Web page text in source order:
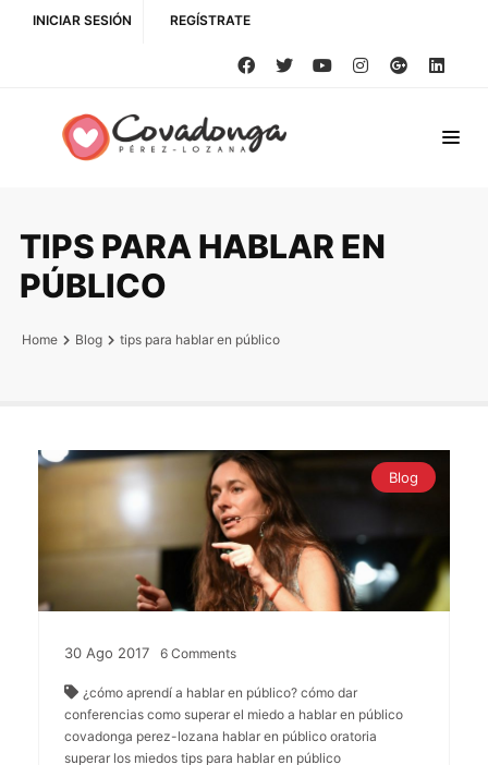
INICIAR SESIÓN REGÍSTRATE
TIPS PARA HABLAR EN
PÚBLICO
Home Blog tips para hablar en público
Blog
30 Ago 2017 6 Comments
¿cómo aprendí a hablar en público? cómo dar
conferencias como superar el miedo a hablar en público
covadonga perez-lozana hablar en público oratoria
superar los miedos tips para hablar en público